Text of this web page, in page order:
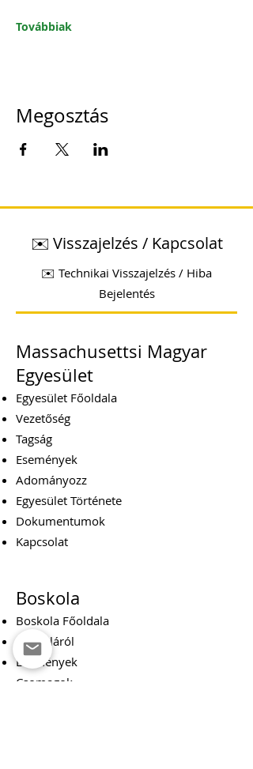
Továbbiak
Megosztás
✉️ Visszajelzés / Kapcsolat
✉️ Technikai Visszajelzés / Hiba
Bejelentés
Massachusettsi Magyar
Egyesület
Egyesület Főoldala
Vezetőség
Tagság
Események
Adományozz
Egyesület Története
Dokumentumok
Kapcsolat
Boskola
Boskola Főoldala
Boskoláról
Események
Csomagok